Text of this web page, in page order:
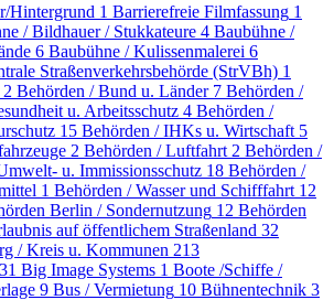
Hintergrund 1 Barrierefreie Filmfassung 1
/ Bildhauer / Stukkateure 4 Baubühne /
6 Baubühne / Kulissenmalerei 6
Straßenverkehrsbehörde (StrVBh) 1
2 Behörden / Bund u. Länder 7 Behörden /
u. Arbeitsschutz 4 Behörden /
15 Behörden / IHKs u. Wirtschaft 5
2 Behörden / Luftfahrt 2 Behörden /
u. Immissionsschutz 18 Behörden /
1 Behörden / Wasser und Schifffahrt 12
Berlin / Sondernutzung 12 Behörden
auf öffentlichem Straßenland 32
/ Kreis u. Kommunen 213
31 Big Image Systems 1 Boote /Schiffe /
9 Bus / Vermietung 10 Bühnentechnik 3